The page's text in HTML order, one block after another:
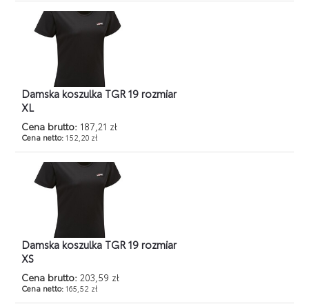
Damska koszulka TGR 19 rozmiar
XL
Cena brutto: 187,21 zł
Cena netto:152,20 zł
Damska koszulka TGR 19 rozmiar
XS
Cena brutto: 203,59 zł
Cena netto:165,52 zł